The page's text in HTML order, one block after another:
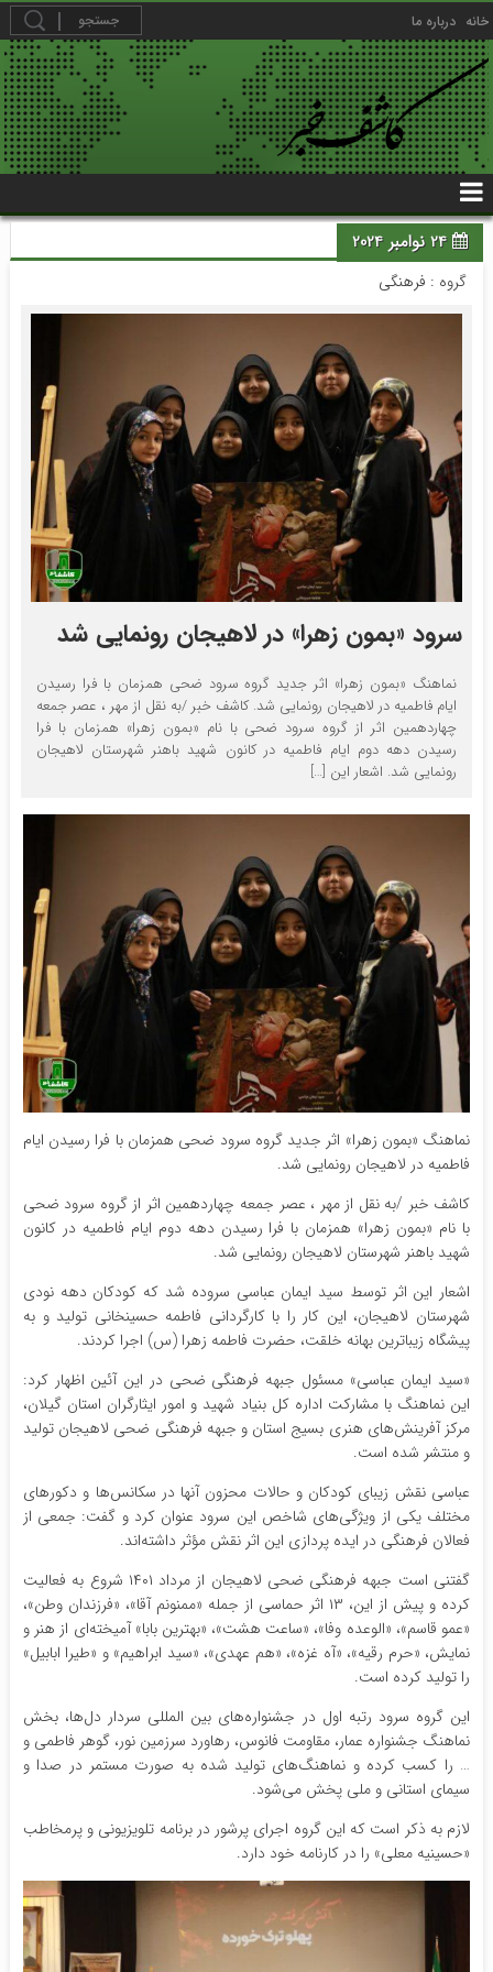
خانه درباره ما
24 نوامبر 2024
گروه : فرهنگی
سرود «بمون زهرا» در لاهیجان رونمایی شد
نماهنگ «بمون زهرا» اثر جدید گروه سرود ضحی همزمان با فرا رسیدن
ایام فاطمیه در لاهیجان رونمایی شد. کاشف خبر /به نقل از مهر ، عصر جمعه
چهاردهمین اثر از گروه سرود ضحی با نام «بمون زهرا» همزمان با فرا
رسیدن دهه دوم ایام فاطمیه در کانون شهید باهنر شهرستان لاهیجان
رونمایی شد. اشعار این […]
نماهنگ «بمون زهرا» اثر جدید گروه سرود ضحی همزمان با فرا رسیدن ایام
فاطمیه در لاهیجان رونمایی شد.
کاشف خبر /به نقل از مهر ، عصر جمعه چهاردهمین اثر از گروه سرود ضحی
با نام «بمون زهرا» همزمان با فرا رسیدن دهه دوم ایام فاطمیه در کانون
شهید باهنر شهرستان لاهیجان رونمایی شد.
اشعار این اثر توسط سید ایمان عباسی سروده شد که کودکان دهه نودی
شهرستان لاهیجان، این کار را با کارگردانی فاطمه حسینخانی تولید و به
پیشگاه زیباترین بهانه خلقت، حضرت فاطمه زهرا (س) اجرا کردند.
«سید ایمان عباسی» مسئول جبهه فرهنگی ضحی در این آئین اظهار کرد:
این نماهنگ با مشارکت اداره کل بنیاد شهید و امور ایثارگران استان گیلان،
مرکز آفرینش‌های هنری بسیج استان و جبهه فرهنگی ضحی لاهیجان تولید
و منتشر شده است.
عباسی نقش زیبای کودکان و حالات محزون آنها در سکانس‌ها و دکورهای
مختلف یکی از ویژگی‌های شاخص این سرود عنوان کرد و گفت: جمعی از
فعالان فرهنگی در ایده پردازی این اثر نقش مؤثر داشته‌اند.
گفتنی است جبهه فرهنگی ضحی لاهیجان از مرداد ۱۴۰۱ شروع به فعالیت
کرده و پیش از این، ۱۳ اثر حماسی از جمله «ممنونم آقا»، «فرزندان وطن»،
«عمو قاسم»، «الوعده وفا»، «ساعت هشت»، «بهترین بابا» آمیخته‌ای از هنر و
نمایش، «حرم رقیه»، «آه غزه»، «هم عهدی»، «سید ابراهیم» و «طیرا ابابیل»
را تولید کرده است.
این گروه سرود رتبه اول در جشنواره‌های بین المللی سردار دل‌ها، بخش
نماهنگ جشنواره عمار، مقاومت فانوس، رهاورد سرزمین نور، گوهر فاطمی و
… را کسب کرده و نماهنگ‌های تولید شده به صورت مستمر در صدا و
سیمای استانی و ملی پخش می‌شود.
لازم به ذکر است که این گروه اجرای پرشور در برنامه تلویزیونی و پرمخاطب
«حسینیه معلی» را در کارنامه خود دارد.